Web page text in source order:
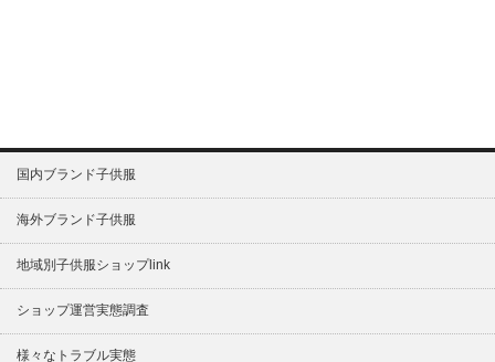
国内ブランド子供服
海外ブランド子供服
地域別子供服ショップlink
ショップ運営実態調査
様々なトラブル実態